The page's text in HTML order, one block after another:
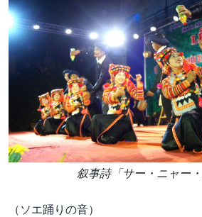
叙事詩「サー・ニャー・
（ソエ踊りの音）